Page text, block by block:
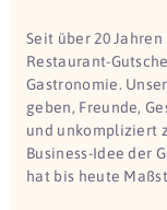
Seit über 20
Restaurant-
Gastronomie.
geben, Freunde,
und unkompliziert
Business-Idee der
hat bis heute